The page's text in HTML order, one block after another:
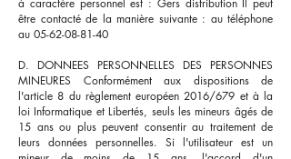
à caractère personnel est : Gers distribution Il peut
être contacté de la manière suivante : au téléphone
au 05-62-08-81-40
D. DONNEES PERSONNELLES DES PERSONNES
MINEURES Conformément aux dispositions de
l'article 8 du règlement européen 2016/679 et à la
loi Informatique et Libertés, seuls les mineurs âgés de
15 ans ou plus peuvent consentir au traitement de
leurs données personnelles. Si l'utilisateur est un